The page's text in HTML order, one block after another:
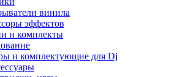
винила
эффектов
и комплекты
и комплектующие для Dj